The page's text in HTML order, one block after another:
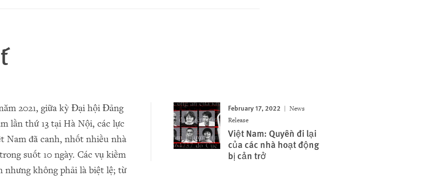
February 17, 2022
News
Release
Việt Nam: Quyền đi lại
của các nhà hoạt động
bị cản trở
2021, giữa kỳ Đại hội Đảng
lần thứ 13 tại Hà Nội, các lực
Nam đã canh, nhốt nhiều nhà
suốt 10 ngày. Các vụ kiềm
nhưng không phải là biệt lệ; từ